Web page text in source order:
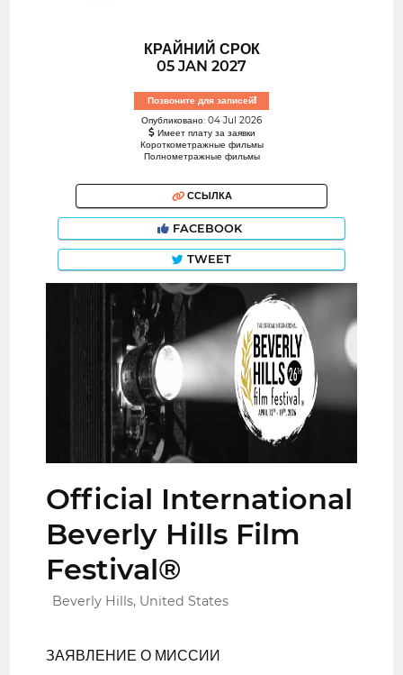
КРАЙНИЙ СРОК
05 JAN 2027
Позвоните для записей!
Опубликовано: 04 Jul 2026
Имеет плату за заявки
Короткометражные фильмы
Полнометражные фильмы
ССЫЛКА
FACEBOOK
TWEET
Official International
Beverly Hills Film
Festival®
Beverly Hills, United States
ЗАЯВЛЕНИЕ О МИССИИ